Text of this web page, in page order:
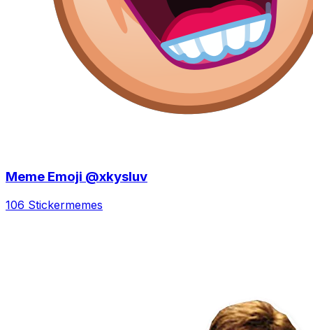
Meme Emoji @xkysluv
106 Stickermemes